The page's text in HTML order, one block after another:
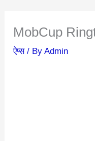
MobCup
ऐप्स/ ByAdmin